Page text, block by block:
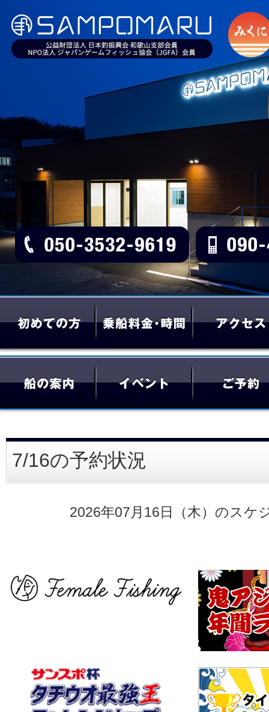
7/16の予約状況
2026年07月16日（木）のスケ